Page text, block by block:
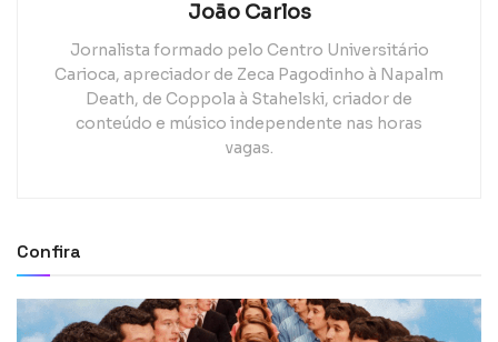
João Carlos
Jornalista formado pelo Centro Universitário
Carioca, apreciador de Zeca Pagodinho à Napalm
Death, de Coppola à Stahelski, criador de
conteúdo e músico independente nas horas
vagas.
Confira